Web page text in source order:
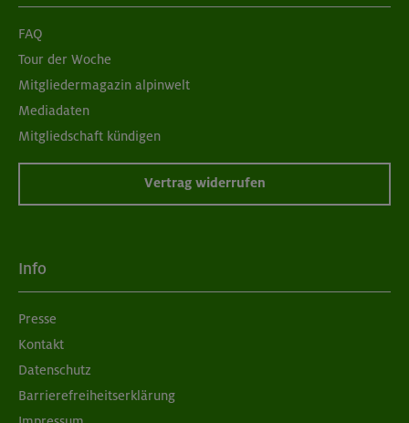
FAQ
Tour der Woche
Mitgliedermagazin alpinwelt
Mediadaten
Mitgliedschaft kündigen
Vertrag widerrufen
Info
Presse
Kontakt
Datenschutz
Barrierefreiheitserklärung